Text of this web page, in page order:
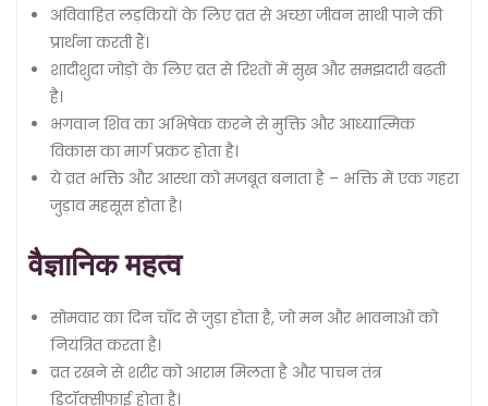
अविवाहित लड़कियों के लिए व्रत से अच्छा जीवन साथी पाने की
प्रार्थना करती हैं।
शादीशुदा जोड़ों के लिए व्रत से रिश्तों में सुख और समझदारी बढ़ती
है।
भगवान शिव का अभिषेक करने से मुक्ति और आध्यात्मिक
विकास का मार्ग प्रकट होता है।
ये व्रत भक्ति और आस्था को मजबूत बनाता है – भक्ति में एक गहरा
जुड़ाव महसूस होता है।
वैज्ञानिक महत्व
सोमवार का दिन चाँद से जुड़ा होता है, जो मन और भावनाओं को
नियंत्रित करता है।
व्रत रखने से शरीर को आराम मिलता है और पाचन तंत्र
डिटॉक्सीफाई होता है।